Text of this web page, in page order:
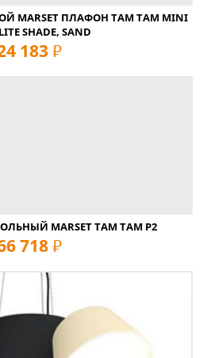
MARSET ПЛАФОН TAM TAM MINI
SHADE, SAND
183 руб
MARSET TAM TAM P2
718 руб